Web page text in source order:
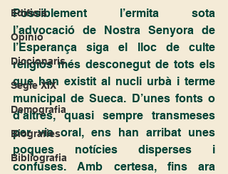
Edificis
Opinió
Diccionaris
Segle XIX
Demografia
Biografies
Bibliografia
Possiblement l’ermita sota
l’advocació de Nostra Senyora de
l’Esperança siga el lloc de culte
religiós més desconegut de tots els
que han existit al nucli urbà i terme
municipal de Sueca. D’unes fonts o
d’altres, quasi sempre transmeses
per via oral, ens han arribat unes
poques notícies disperses i
confuses. Amb certesa, fins ara